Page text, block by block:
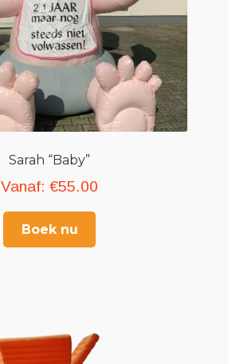
Sarah “Baby”
Vanaf: €55.00
Boek nu